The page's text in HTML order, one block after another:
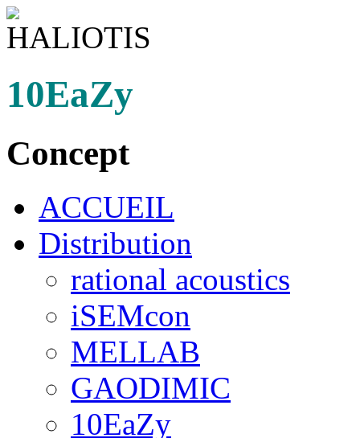
10EaZy
Concept
ACCUEIL
Distribution
rational acoustics
iSEMcon
MELLAB
GAODIMIC
10EaZy